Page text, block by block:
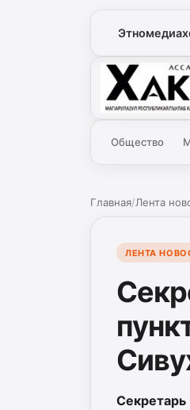
Общество
Главная/Лента
ЛЕНТА
Секретарь